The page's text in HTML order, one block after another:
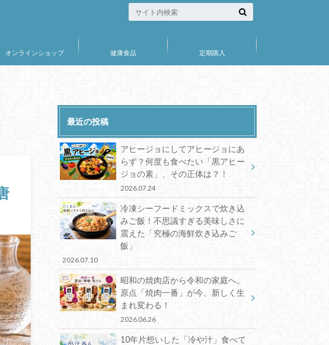
オンラインショップ 健康食品 定期購入
最近の投稿
アヒージョにしてアヒージョにあ
らず？何度も食べたい「黒アヒー
ジョの素」、その正体は？！
2026.07.24
冷凍シーフードミックスで炊き込
みご飯！不思議すぎる美味しさに
震えた「究極の海鮮炊き込みご
飯」
2026.07.10
昭和の焼肉店から令和の家庭へ。
原点「焼肉一番」が今、新しく生
まれ変わる！
2026.06.26
10年片想いした「冷や汁」食べて